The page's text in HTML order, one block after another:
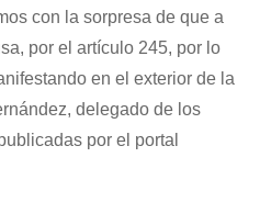
con la sorpresa de que a
por el artículo 245, por lo
en el exterior de la
delegado de los
por el portal